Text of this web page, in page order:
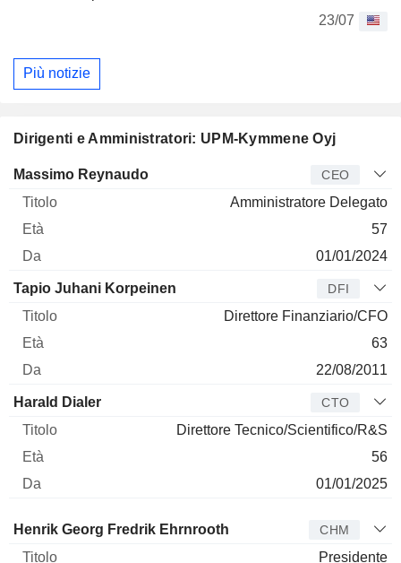
23/07
Più notizie
Dirigenti e Amministratori: UPM-Kymmene Oyj
Manager Titolo Età
Massimo Reynaudo CEO
Amministratore Delegato
57
01/01/2024
Tapio Juhani Korpeinen DFI
Direttore Finanziario/CFO
63
22/08/2011
Harald Dialer CTO
Direttore Tecnico/Scientifico/R&S
56
01/01/2025
Amministratore Titolo Età Da
Henrik Georg Fredrik Ehrnrooth CHM
Presidente